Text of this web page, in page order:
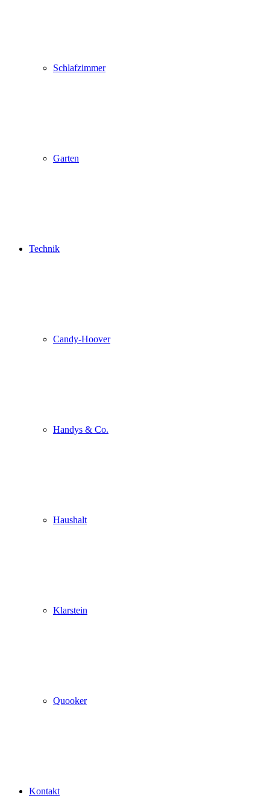
Schlafzimmer
Garten
Technik
Candy-Hoover
Handys & Co.
Haushalt
Klarstein
Quooker
Kontakt